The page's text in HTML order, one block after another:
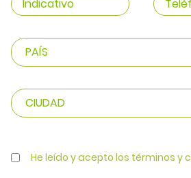
He leído y acepto los términos y